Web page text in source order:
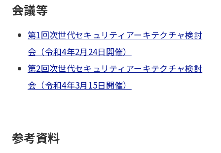
会議等
第1回次世代セキュリティアーキテクチャ検討
会（令和4年2月24日開催）
第2回次世代セキュリティアーキテクチャ検討
会（令和4年3月15日開催）
参考資料